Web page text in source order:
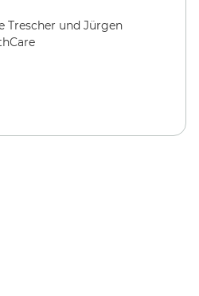
Trescher und Jürgen